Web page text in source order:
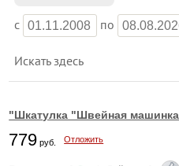
c по
Искать здесь
"Шкатулка "Швейная
779 руб. Отложить